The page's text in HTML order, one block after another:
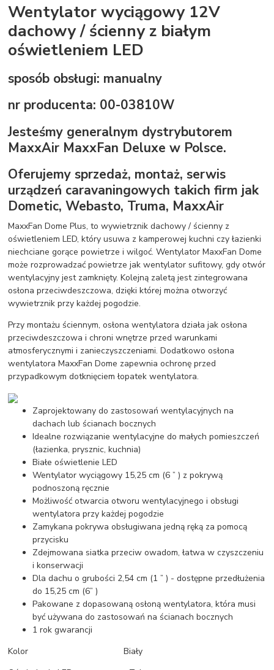
Wentylator wyciągowy 12V
dachowy / ścienny z białym
oświetleniem LED
sposób obsługi: manualny
nr producenta: 00-03810W
Jesteśmy generalnym dystrybutorem
MaxxAir MaxxFan Deluxe w Polsce.
Oferujemy sprzedaż, montaż, serwis
urządzeń caravaningowych takich firm jak
Dometic, Webasto, Truma, MaxxAir
MaxxFan Dome Plus, to wywietrznik dachowy / ścienny z
oświetleniem LED, który usuwa z kamperowej kuchni czy łazienki
niechciane gorące powietrze i wilgoć. Wentylator MaxxFan Dome
może rozprowadzać powietrze jak wentylator sufitowy, gdy otwór
wentylacyjny jest zamknięty. Kolejną zaletą jest zintegrowana
osłona przeciwdeszczowa, dzięki której można otworzyć
wywietrznik przy każdej pogodzie.
Przy montażu ściennym, osłona wentylatora działa jak osłona
przeciwdeszczowa i chroni wnętrze przed warunkami
atmosferycznymi i zanieczyszczeniami. Dodatkowo osłona
wentylatora MaxxFan Dome zapewnia ochronę przed
przypadkowym dotknięciem łopatek wentylatora.
Zaprojektowany do zastosowań wentylacyjnych na
dachach lub ścianach bocznych
Idealne rozwiązanie wentylacyjne do małych pomieszczeń
(łazienka, prysznic, kuchnia)
Białe oświetlenie LED
Wentylator wyciągowy 15,25 cm (6 ” ) z pokrywą
podnoszoną ręcznie
Możliwość otwarcia otworu wentylacyjnego i obsługi
wentylatora przy każdej pogodzie
Zamykana pokrywa obsługiwana jedną ręką za pomocą
przycisku
Zdejmowana siatka przeciw owadom, łatwa w czyszczeniu
i konserwacji
Dla dachu o grubości 2,54 cm (1 ” ) - dostępne przedłużenia
do 15,25 cm (6” )
Pakowane z dopasowaną osłoną wentylatora, która musi
być używana do zastosowań na ścianach bocznych
1 rok gwarancji
Kolor Biały